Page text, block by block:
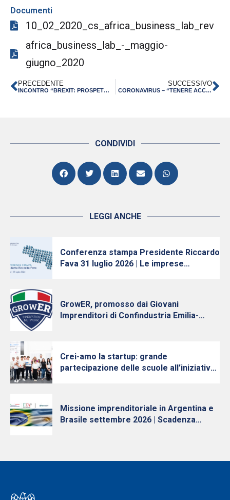
Documenti
10_02_2020_cs_africa_business_lab_rev
africa_business_lab_-_maggio-
giugno_2020
PRECEDENTE
INCONTRO “BREXIT: PROSPETTIVE, SCENARI E IMPATTO PER LE AZIENDE” – PARMA 28 GENNAIO 2020
SUCCESSIVO
CORONAVIRUS – “TENERE ACCESO IL MOTORE DEL PAESE” – DICHIARAZIONE DEL PRESIDENTE PIETRO FERRARI
CONDIVIDI
LEGGI ANCHE
Conferenza stampa Presidente Riccardo
Fava 31 luglio 2026 | Le imprese
GrowER, promosso dai Giovani
Imprenditori di Confindustria Emilia-
Crei-amo la startup: grande
partecipazione delle scuole all’iniziativa
Missione imprenditoriale in Argentina e
Brasile settembre 2026 | Scadenza